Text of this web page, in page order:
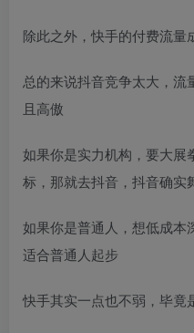
除此之外，快手的付费流量
总的来说抖音竞争太大，
且高傲
如果你是实力机构，要大展
标，那就去抖音，抖音确实
如果你是普通人，想低成本
适合普通人起步
快手其实一点也不弱，毕竟